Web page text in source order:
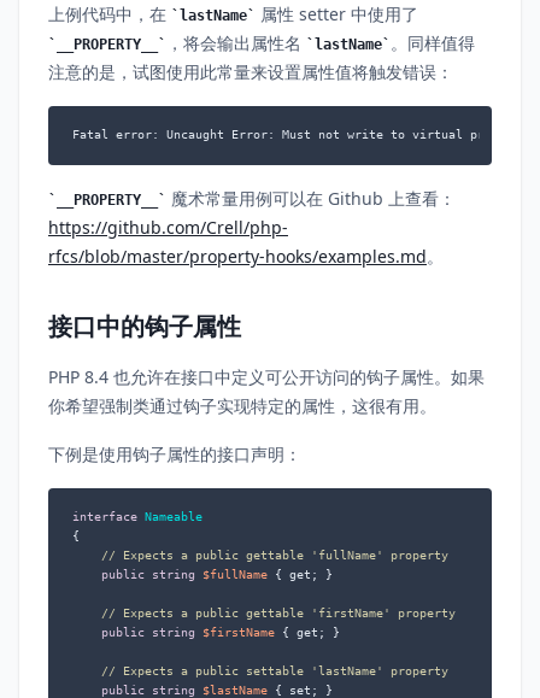
上例代码中，在 lastName 属性 setter 中使用了
__PROPERTY__ ，将会输出属性名 lastName 。同样值得
注意的是，试图使用此常量来设置属性值将触发错误：
Fatal error: Uncaught Error: Must not write to virtual property
__PROPERTY__
魔术常量用例可以在 Github 上查看：
https://github.com/Crell/php-
rfcs/blob/master/property-hooks/examples.md。
接口中的钩子属性
PHP 8.4 也允许在接口中定义可公开访问的钩子属性。如果
你希望强制类通过钩子实现特定的属性，这很有用。
下例是使用钩子属性的接口声明：
interface
Nameable
{
// Expects a public gettable 'fullName' property
public
string $fullName { get; }
// Expects a public gettable 'firstName' property
public
string $firstName { get; }
// Expects a public settable 'lastName' property
public
string $lastName { set; }